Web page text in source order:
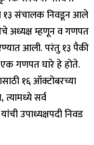
१३ संचालक निवडून आले
अध्यक्ष म्हणून व गणपत
आली. परंतु १३ पैकी
गणपत घारे हे होते.
१६ ऑक्टोबरच्या
सर्व
उपाध्यक्षपदी निवड